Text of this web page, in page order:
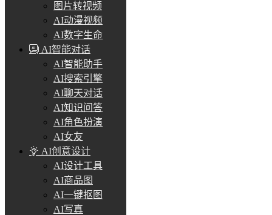
图片转视频
AI动漫视频
AI数字生命
AI智能对话
AI智能助手
AI搜索引擎
AI聊天对话
AI知识问答
AI角色扮演
AI女友
AI创意设计
AI设计工具
AI商品图
AI一键抠图
AI写真